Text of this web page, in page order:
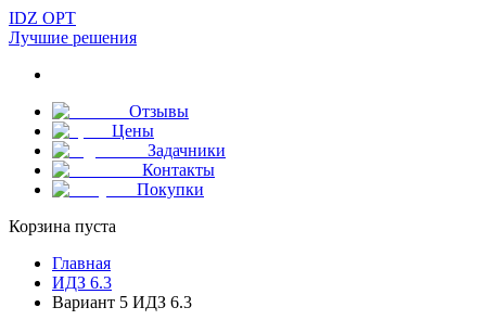
IDZ OPT
Лучшие решения
Отзывы
Цены
Задачники
Контакты
Покупки
Корзина пуста
Главная
ИДЗ 6.3
Вариант 5 ИДЗ 6.3